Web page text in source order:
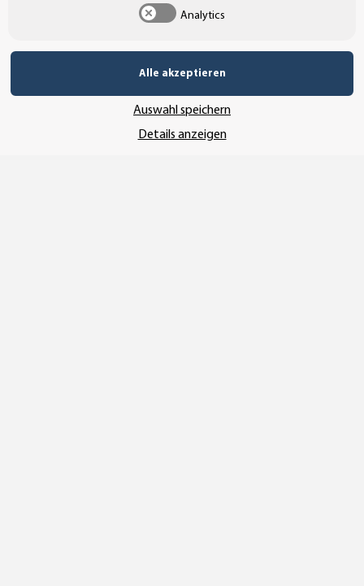
UNSER AFFILIATE-PROGRAMM
Analytics
Alle akzeptieren
Auswahl speichern
Details anzeigen